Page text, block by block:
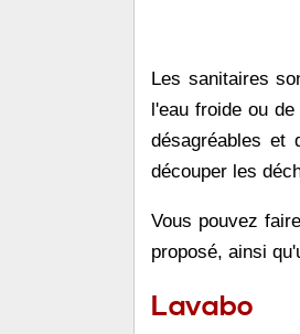
Les sanitaires
l'eau froide ou
désagréables et
découper les
Vous pouvez
proposé, ainsi
Lavabo